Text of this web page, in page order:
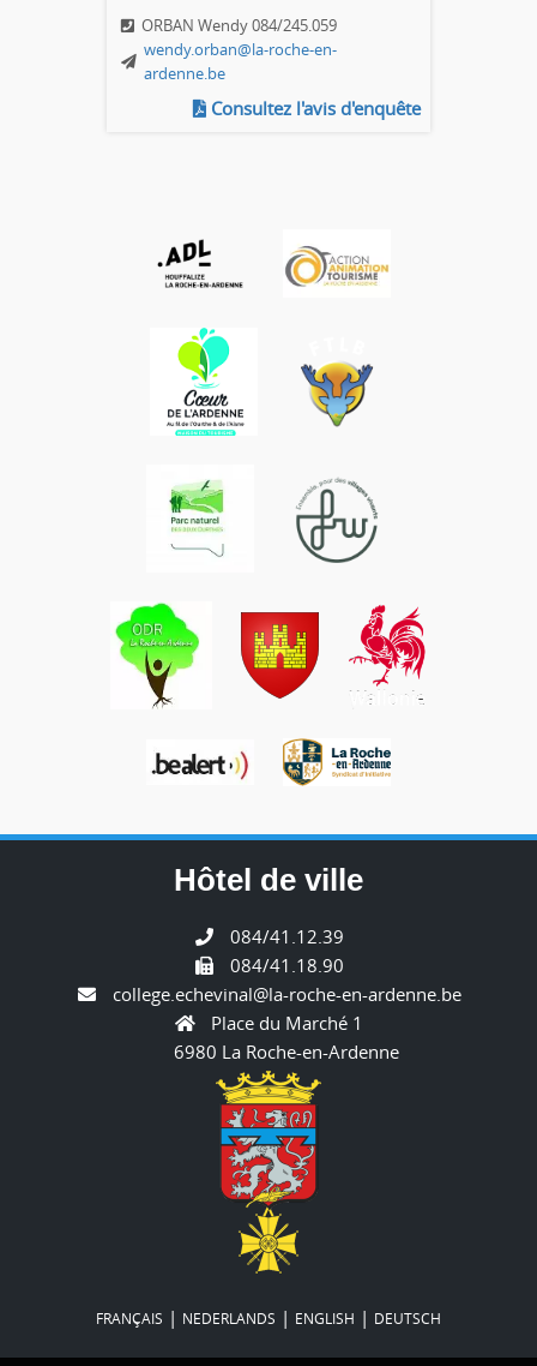
ORBAN Wendy 084/245.059
wendy.orban@la-roche-en-
ardenne.be
Consultez l'avis d'enquête
Hôtel de ville
084/41.12.39
084/41.18.90
college.echevinal@la-roche-en-ardenne.be
Place du Marché 1
6980 La Roche-en-Ardenne
FRANÇAIS | NEDERLANDS | ENGLISH | DEUTSCH